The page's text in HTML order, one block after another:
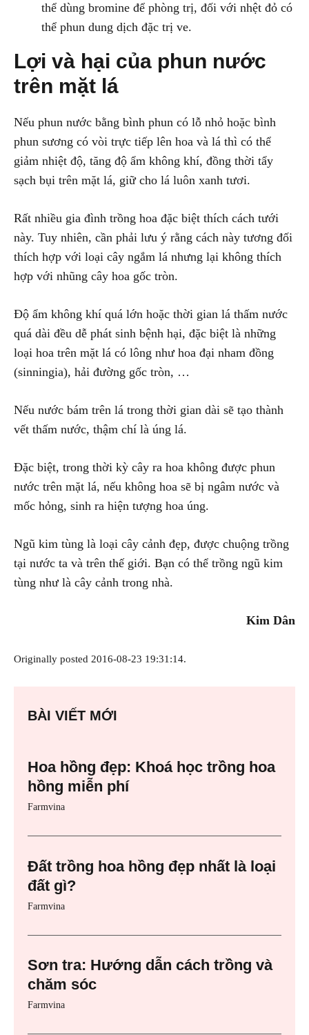
thể dùng bromine để phòng trị, đối với nhệt đỏ có
thể phun dung dịch đặc trị ve.
Lợi và hại của phun nước
trên mặt lá
Nếu phun nước bằng bình phun có lỗ nhỏ hoặc bình
phun sương có vòi trực tiếp lên hoa và lá thì có thể
giảm nhiệt độ, tăng độ ẩm không khí, đồng thời tẩy
sạch bụi trên mặt lá, giữ cho lá luôn xanh tươi.
Rất nhiều gia đình trồng hoa đặc biệt thích cách tưới
này. Tuy nhiên, cần phải lưu ý rằng cách này tương đối
thích hợp với loại cây ngắm lá nhưng lại không thích
hợp với nhũng cây hoa gốc tròn.
Độ ẩm không khí quá lớn hoặc thời gian lá thấm nước
quá dài đều dễ phát sinh bệnh hại, đặc biệt là những
loại hoa trên mặt lá có lông như hoa đại nham đồng
(sinningia), hải đường gốc tròn, …
Nếu nước bám trên lá trong thời gian dài sẽ tạo thành
vết thấm nước, thậm chí là úng lá.
Đặc biệt, trong thời kỳ cây ra hoa không được phun
nước trên mặt lá, nếu không hoa sẽ bị ngâm nước và
mốc hỏng, sinh ra hiện tượng hoa úng.
Ngũ kim tùng là loại cây cảnh đẹp, được chuộng trồng
tại nước ta và trên thế giới. Bạn có thể trồng ngũ kim
tùng như là cây cảnh trong nhà.
Kim Dân
Originally posted 2016-08-23 19:31:14.
BÀI VIẾT MỚI
Hoa hồng đẹp: Khoá học trồng hoa
hồng miễn phí
Farmvina
Đất trồng hoa hồng đẹp nhất là loại
đất gì?
Farmvina
Sơn tra: Hướng dẫn cách trồng và
chăm sóc
Farmvina